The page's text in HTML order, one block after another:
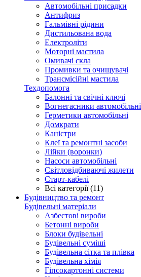
Автомобільні присадки
Антифриз
Гальмівні рідини
Дистильована вода
Електроліти
Моторні мастила
Омивачі скла
Промивки та очищувачі
Трансмісійні мастила
Техдопомога
Балонні та свічні ключі
Вогнегасники автомобільні
Герметики автомобільні
Домкрати
Каністри
Клеї та ремонтні засоби
Лійки (воронки)
Насоси автомобільні
Світловідбиваючі жилети
Старт-кабелі
Всі категорії (11)
Будівництво та ремонт
Будівельні матеріали
Азбестові вироби
Бетонні вироби
Блоки будівельні
Будівельні суміші
Будівельна сітка та плівка
Будівельна хімія
Гіпсокартонні системи